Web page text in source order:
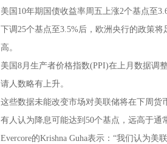
美国10年期国债收益率周五上涨2个基点至
下调25个基点至3.5%后，欧洲央行的政策
高。
美国8月生产者价格指数(PPI)在上月数据调
请人数略有上升。
这些数据未能改变市场对美联储将在下周货
有人认为降息可能达到50个基点，远高于通
Evercore的Krishna Guha表示：“我们认为